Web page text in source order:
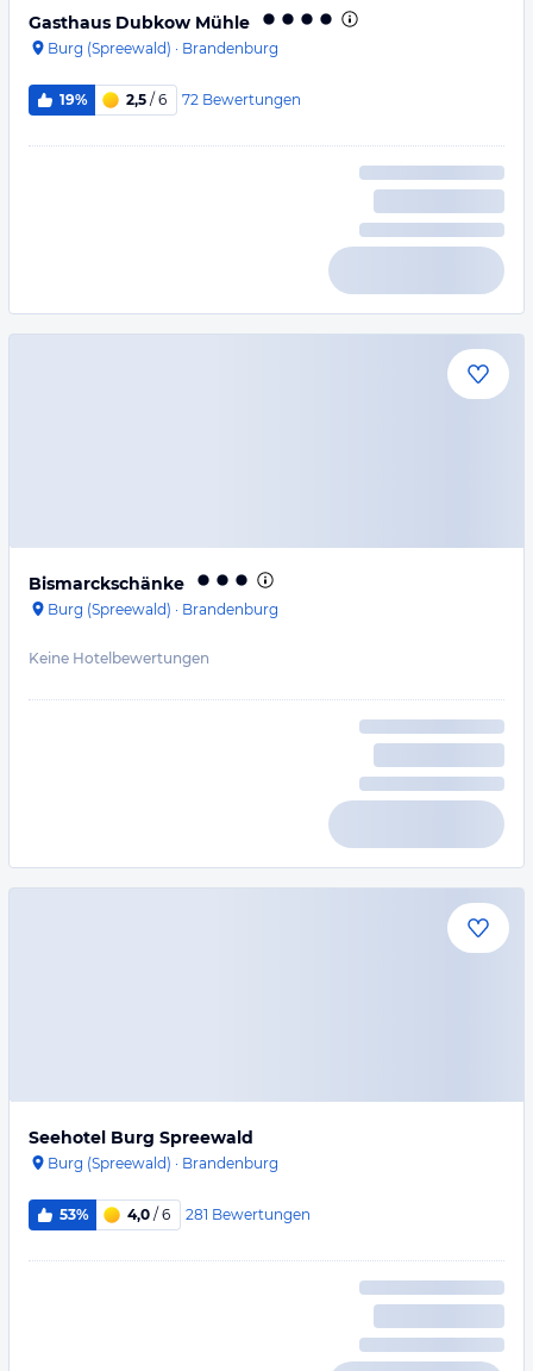
Gasthaus Dubkow Mühle
Burg (Spreewald) · Brandenburg
19% 2,5 / 6 72 Bewertungen
Bismarckschänke
Burg (Spreewald) · Brandenburg
Keine Hotelbewertungen
Seehotel Burg Spreewald
Burg (Spreewald) · Brandenburg
53% 4,0 / 6 281 Bewertungen